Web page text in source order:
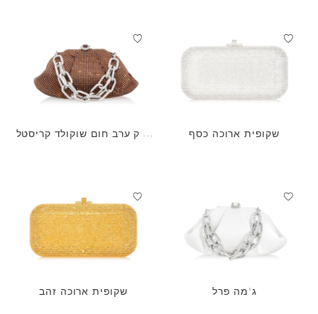
שקופית ארוכה כסף
תיק ערב חום שוקולד קריסטל
ג'מה פרל שקופית ארוכה זהב